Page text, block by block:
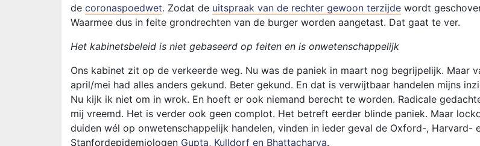
de coronaspoedwet. Zodat de uitspraak van de rechter gewoon terzijde wordt
Waarmee dus in feite grondrechten van de burger worden aangetast. Dat gaat te ver.
Het kabinetsbeleid is niet gebaseerd op feiten en is onwetenschappelijk
Ons kabinet zit op de verkeerde weg. Nu was de paniek in maart nog begrijpelijk. Maar
april/mei had alles anders gekund. Beter gekund. En dat is verwijtbaar handelen mijns
Nu kijk ik niet om in wrok. En hoeft er ook niemand berecht te worden. Radicale
mij vreemd. Het is verder ook geen complot. Het betreft eerder blinde paniek. Maar
duiden wél op onwetenschappelijk handelen, vinden in ieder geval de Oxford-, Harvard-
Stanfordepidemiologen Gupta, Kulldorf en Bhattacharya.